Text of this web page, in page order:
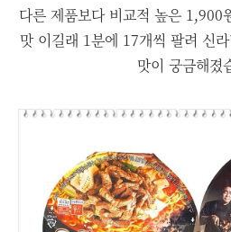
다른 제품보다 비교적 높은 1,900
맛 이길래 1분에 17개씩 팔려 신
맛이 궁금해졌